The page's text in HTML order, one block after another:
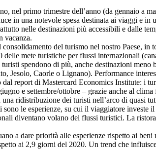
nel primo trimestre dell’anno (da gennaio a
in una notevole spesa destinata ai viaggi e
nelle destinazioni più accessibili e dalle
vacanza.
del turismo nel nostro Paese, in
mete turistiche per flussi internazionali
spendono di più, anche destinazioni
Jesolo, Caorle o Lignano). Performance
report di Mastercard Economics Institute: i
e settembre/ottobre – grazie anche al
ridistribuzione dei turisti nell’arco di quasi
le esperienze, su cui il viaggiatore
diventano volano dei flussi turistici. La
a dare priorità alle esperienze rispetto ai
ai 2,9 giorni del 2020. Un trend che